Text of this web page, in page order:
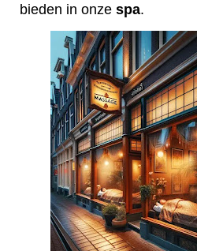
bieden in onze spa.